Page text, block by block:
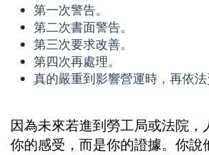
第一次警告。
第二次書面警告。
第三次要求改善。
第四次再處理。
真的嚴重到影響營運時，再依法
因為未來若進到勞工局或法院，
你的感受，而是你的證據。你說